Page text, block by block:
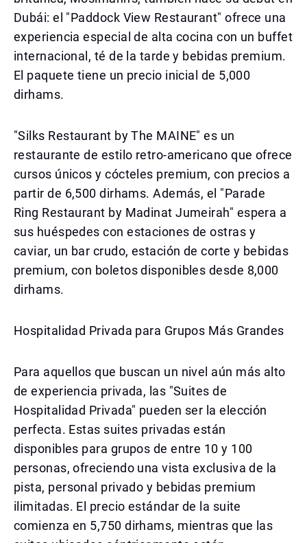
Dubái: el "Paddock View Restaurant" ofrece una
experiencia especial de alta cocina con un buffet
internacional, té de la tarde y bebidas premium.
El paquete tiene un precio inicial de 5,000
dirhams.
"Silks Restaurant by The MAINE" es un
restaurante de estilo retro-americano que ofrece
cursos únicos y cócteles premium, con precios a
partir de 6,500 dirhams. Además, el "Parade
Ring Restaurant by Madinat Jumeirah" espera a
sus huéspedes con estaciones de ostras y
caviar, un bar crudo, estación de corte y bebidas
premium, con boletos disponibles desde 8,000
dirhams.
Hospitalidad Privada para Grupos Más Grandes
Para aquellos que buscan un nivel aún más alto
de experiencia privada, las "Suites de
Hospitalidad Privada" pueden ser la elección
perfecta. Estas suites privadas están
disponibles para grupos de entre 10 y 100
personas, ofreciendo una vista exclusiva de la
pista, personal privado y bebidas premium
ilimitadas. El precio estándar de la suite
comienza en 5,750 dirhams, mientras que las